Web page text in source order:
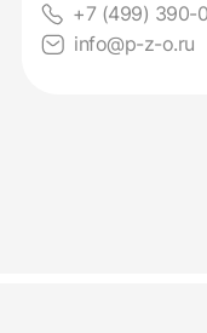
+7 (499) 390-
info@p-z-o.ru